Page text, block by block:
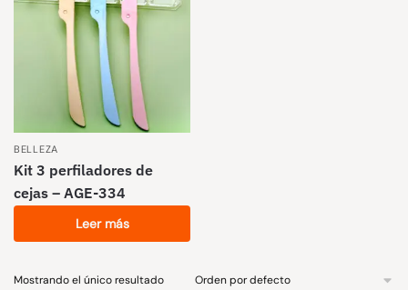
BELLEZA
Kit 3 perfiladores de
cejas – AGE-334
Leer más
Mostrando el único resultado